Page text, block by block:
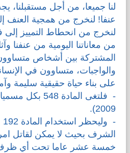
لنا جميعا، من أجل مستقبلنا،
عنفا! لنخرج من همجية العنف
لنخرج من انحطاط التمييز إلى
من معاناتنا اليومية من عنفنا
المشتركة بين أشخاص
والواجبات، متساوون في
على بناء حياة حقيقية سليمة
2009).
الشرف بحيث لا يمكن لقاتل
خمسة عشر عاما تحت أي